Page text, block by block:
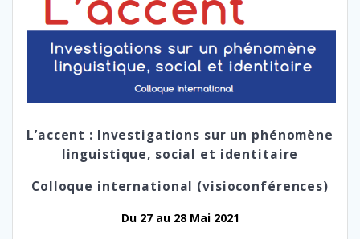
L’accent : Investigations sur un phénomène
linguistique, social et identitaire
Colloque international (visioconférences)
Du 27 au 28 Mai 2021